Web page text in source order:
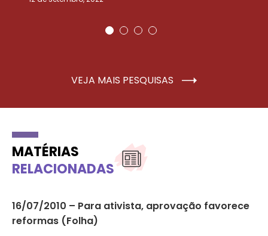
VEJA MAIS PESQUISAS
MATÉRIAS
RELACIONADAS
16/07/2010 – Para ativista, aprovação favorece
reformas (Folha)